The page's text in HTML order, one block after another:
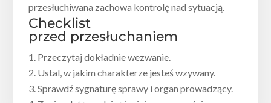
przesłuchiwana zachowa kontrolę nad sytuacją.
Checklist
przed przesłuchaniem
Przeczytaj dokładnie wezwanie.
Ustal, w jakim charakterze jesteś wzywany.
Sprawdź sygnaturę sprawy i organ prowadzący.